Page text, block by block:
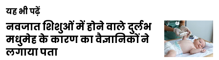
यह भी पढ़ें
नवजात शिशुओं में होने वाले दुर्लभ
मधुमेह के कारण का वैज्ञानिकों ने
लगाया पता